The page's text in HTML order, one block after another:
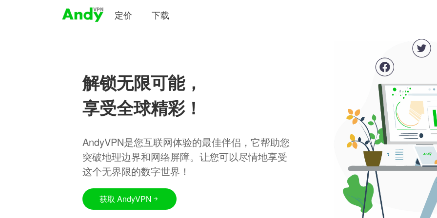
定价 下载
解锁无限可能，
享受全球精彩！
AndyVPN是您互联网体验的最佳伴侣，它帮助您
突破地理边界和网络屏障。让您可以尽情地享受
这个无界限的数字世界！
获取 AndyVPN